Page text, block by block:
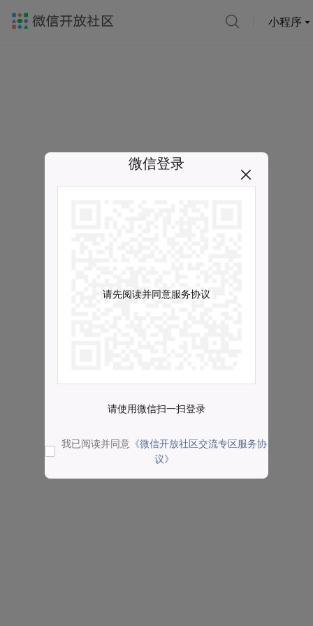
小程序
微信登录
请先阅读并同意服务协议
请使用微信扫一扫登录
我已阅读并同意 《微信开放社区交流专区服务协
议》